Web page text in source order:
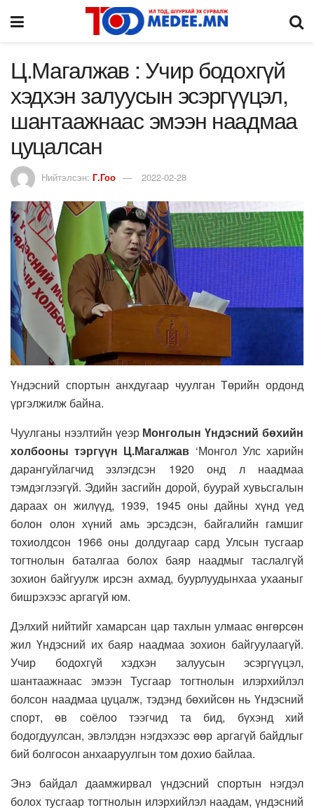
Ц.Магалжав : Учир бодохгүй
хэдхэн залуусын эсэргүүцэл,
шантаажнаас эмээн наадмаа
цуцалсан
Нийтэлсэн: Г.Гоо 2022-02-28
Үндэсний спортын анхдугаар чуулган Төрийн ордонд
үргэлжилж байна.
Чуулганы нээлтийн үеэр Монголын Үндэсний бөхийн
холбооны тэргүүн Ц.Магалжав ‘Монгол Улс харийн
дарангуйлагчид эзлэгдсэн 1920 онд л наадмаа
тэмдэглээгүй. Эдийн засгийн дорой, буурай хувьсгалын
дараах он жилүүд, 1939, 1945 оны дайны хүнд үед
болон олон хүний амь эрсэдсэн, байгалийн гамшиг
тохиолдсон 1966 оны долдугаар сард Улсын тусгаар
тогтнолын баталгаа болох баяр наадмыг таслалгүй
зохион байгуулж ирсэн ахмад, буурлуудынхаа ухааныг
бишрэхээс аргагүй юм.
Дэлхий нийтийг хамарсан цар тахлын улмаас өнгөрсөн
жил Үндэсний их баяр наадмаа зохион байгуулаагүй.
Учир бодохгүй хэдхэн залуусын эсэргүүцэл,
шантаажнаас эмээн Тусгаар тогтнолын илэрхийлэл
болсон наадмаа цуцалж, тэдэнд бөхийсөн нь Үндэсний
спорт, өв соёлоо тээгчид та бид, бүхэнд хий
бодогдуулсан, эвлэлдэн нэгдэхээс өөр аргагүй байдлыг
бий болгосон анхааруулгын том дохио байлаа.
Энэ байдал даамжирвал үндэсний спортын нэгдэл
болох тусгаар тогтнолын илэрхийлэл наадам, үндэсний